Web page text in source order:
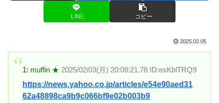
LINE コピー
2025.02.05
1: muffin ★ 2025/02/03(月) 20:08:21.78 ID:esKblTRQ9
https://news.yahoo.co.jp/articles/e54e90aed31
62a48898ca9b9c066bf9e02b003b9